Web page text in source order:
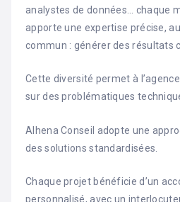
analystes de données… chaque
apporte une expertise précise,
commun : générer des résultats
Cette diversité permet à
sur des problématiques
Alhena Conseil adopte une
des solutions standardisées.
Chaque projet bénéficie d’un
personnalisé, avec un